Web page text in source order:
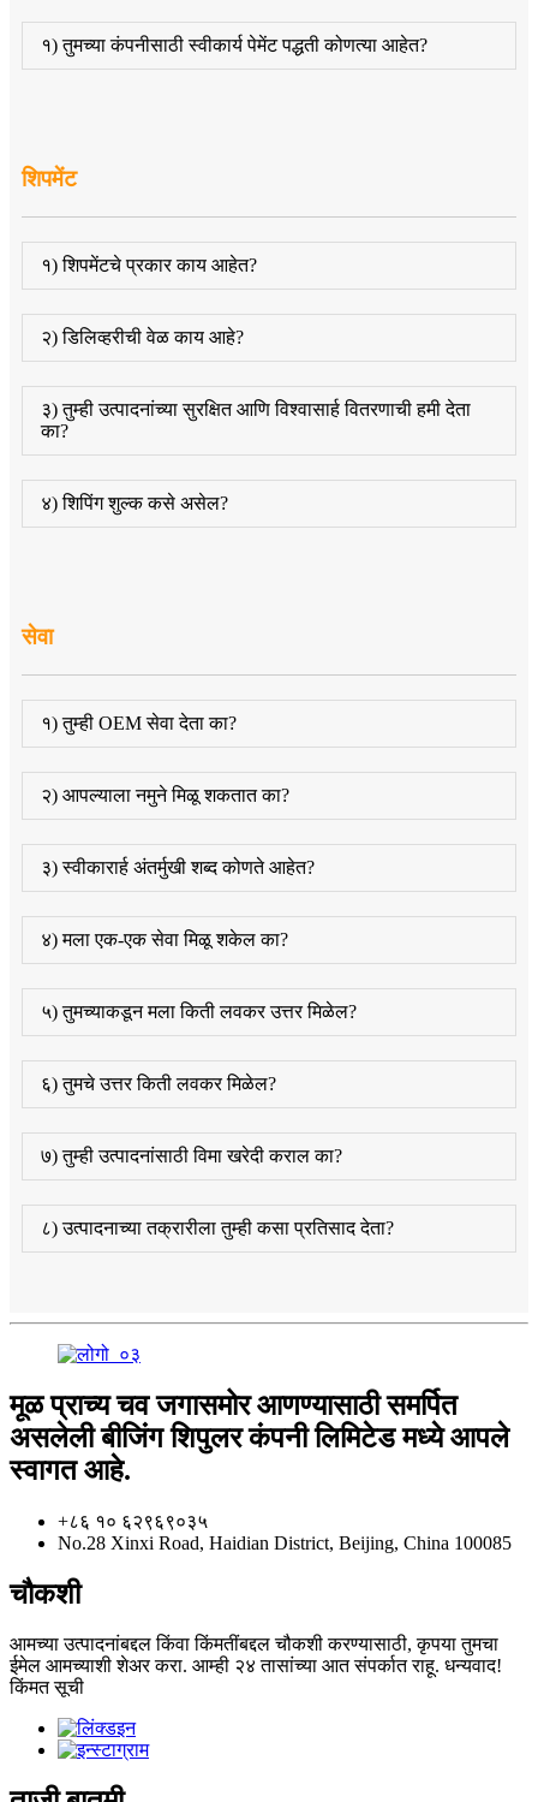
१) तुमच्या कंपनीसाठी स्वीकार्य पेमेंट पद्धती कोणत्या आहेत?
शिपमेंट
१) शिपमेंटचे प्रकार काय आहेत?
२) डिलिव्हरीची वेळ काय आहे?
३) तुम्ही उत्पादनांच्या सुरक्षित आणि विश्वासार्ह वितरणाची हमी देता
का?
४) शिपिंग शुल्क कसे असेल?
सेवा
१) तुम्ही OEM सेवा देता का?
२) आपल्याला नमुने मिळू शकतात का?
३) स्वीकारार्ह अंतर्मुखी शब्द कोणते आहेत?
४) मला एक-एक सेवा मिळू शकेल का?
५) तुमच्याकडून मला किती लवकर उत्तर मिळेल?
६) तुमचे उत्तर किती लवकर मिळेल?
७) तुम्ही उत्पादनांसाठी विमा खरेदी कराल का?
८) उत्पादनाच्या तक्रारीला तुम्ही कसा प्रतिसाद देता?
मूळ प्राच्य चव जगासमोर आणण्यासाठी समर्पित
असलेली बीजिंग शिपुलर कंपनी लिमिटेड मध्ये आपले
स्वागत आहे.
+८६ १० ६२९६९०३५
No.28 Xinxi Road, Haidian District, Beijing, China 100085
चौकशी
आमच्या उत्पादनांबद्दल किंवा किंमतींबद्दल चौकशी करण्यासाठी, कृपया तुमचा
ईमेल आमच्याशी शेअर करा. आम्ही २४ तासांच्या आत संपर्कात राहू. धन्यवाद!
किंमत सूची